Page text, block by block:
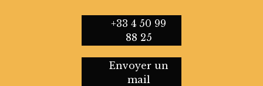
+33 4 50 99
88 25
Envoyer un
mail